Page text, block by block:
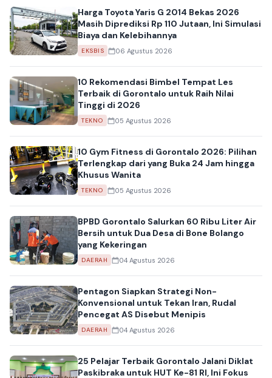
Harga Toyota Yaris G 2014 Bekas 2026
Masih Diprediksi Rp 110 Jutaan, Ini Simulasi
Biaya dan Kelebihannya
EKSBIS 06 Agustus 2026
10 Rekomendasi Bimbel Tempat Les
Terbaik di Gorontalo untuk Raih Nilai
Tinggi di 2026
TEKNO 05 Agustus 2026
10 Gym Fitness di Gorontalo 2026: Pilihan
Terlengkap dari yang Buka 24 Jam hingga
Khusus Wanita
TEKNO 05 Agustus 2026
BPBD Gorontalo Salurkan 60 Ribu Liter Air
Bersih untuk Dua Desa di Bone Bolango
yang Kekeringan
DAERAH 04 Agustus 2026
Pentagon Siapkan Strategi Non-
Konvensional untuk Tekan Iran, Rudal
Pencegat AS Disebut Menipis
DAERAH 04 Agustus 2026
25 Pelajar Terbaik Gorontalo Jalani Diklat
Paskibraka untuk HUT Ke-81 RI, Ini Fokus